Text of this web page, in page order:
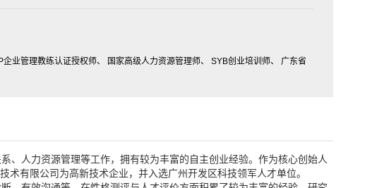
业管理教练认证授权师、 国家高级人力资源管理师、 SYB创业培训师、 广东省
人力资源管理等工作，拥有较为丰富的自主创业经验。作为核心创始人
有限公司为高新技术企业，并入选广州开发区科技领军人才单位。